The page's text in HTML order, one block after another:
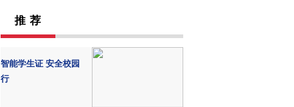
推 荐
智能学生证 安全校园
行